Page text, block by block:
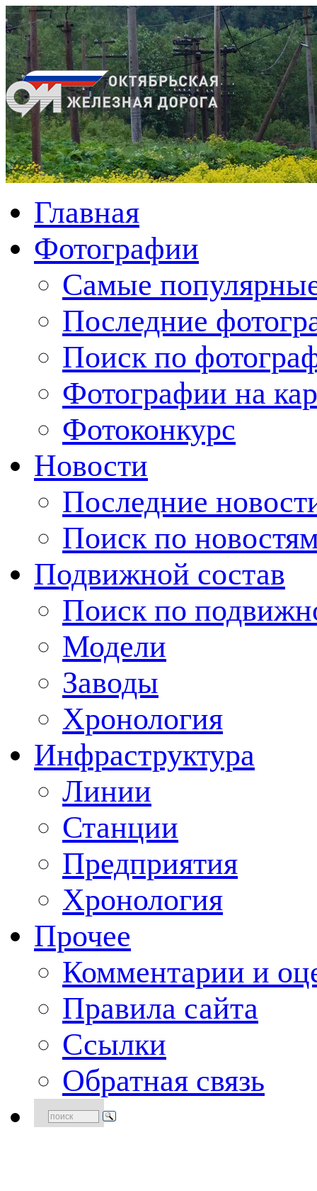
Главная
Фотографии
Cамые
Последние
Поиск по
Фотографии на
Фотоконкурс
Новости
Последние
Поиск по
Подвижной состав
Поиск по
Модели
Заводы
Хронология
Инфраструктура
Линии
Станции
Предприятия
Хронология
Прочее
Комментарии и
Правила сайта
Ссылки
Обратная связь